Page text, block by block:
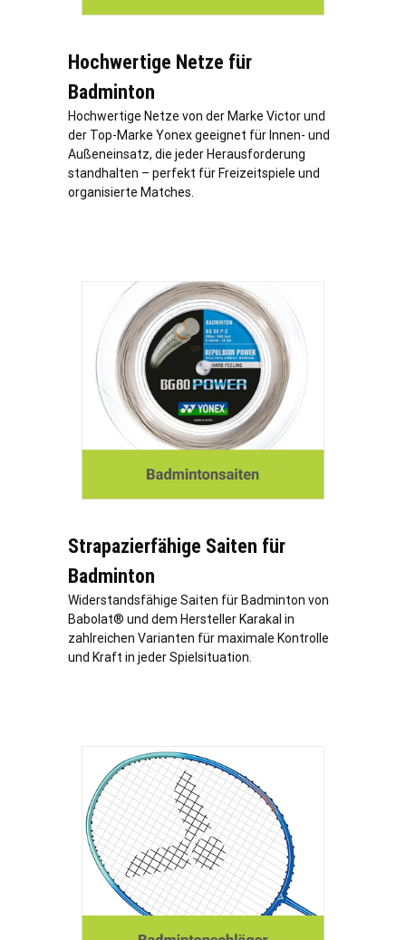
Hochwertige Netze für
Badminton
Hochwertige Netze von der Marke Victor und
der Top-Marke Yonex geeignet für Innen- und
Außeneinsatz, die jeder Herausforderung
standhalten – perfekt für Freizeitspiele und
organisierte Matches.
Strapazierfähige Saiten für
Badminton
Widerstandsfähige Saiten für Badminton von
Babolat® und dem Hersteller Karakal in
zahlreichen Varianten für maximale Kontrolle
und Kraft in jeder Spielsituation.